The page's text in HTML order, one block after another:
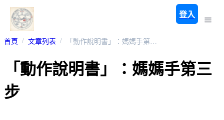
登入
首頁 文章列表 「動作說明書」：媽媽手第三步
「動作說明書」：媽媽手第三
步